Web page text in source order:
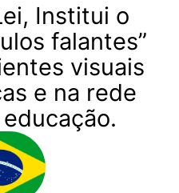
Institui o
falantes”
visuais
e na rede